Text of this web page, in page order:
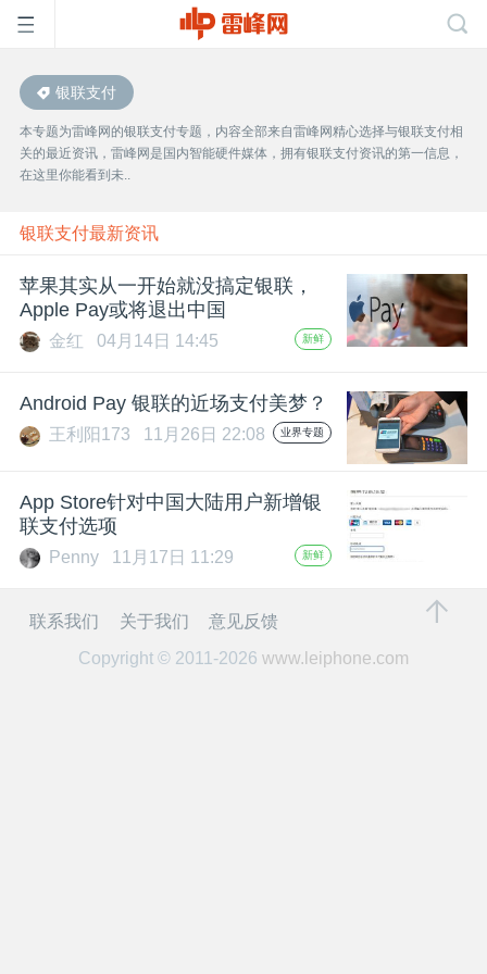
首
页
雷
峰
公
课
活
银联支付
本专题为雷峰网的银联支付专题，内容全部来自雷峰网精心选择与银联支付相
关的最近资讯，雷峰网是国内智能硬件媒体，拥有银联支付资讯的第一信息，
在这里你能看到未..
银联支付最新资讯
苹果其实从一开始就没搞定银联，
Apple Pay或将退出中国
金红 04月14日 14:45 新鲜
Android Pay 银联的近场支付美梦？
王利阳173 11月26日 22:08 业界专题
App Store针对中国大陆用户新增银
联支付选项
Penny 11月17日 11:29 新鲜
联系我们 关于我们
意见反馈
Copyright © 2011-2026 www.leiphone.com